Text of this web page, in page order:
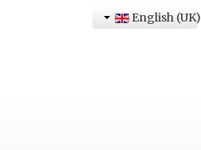
English (UK)